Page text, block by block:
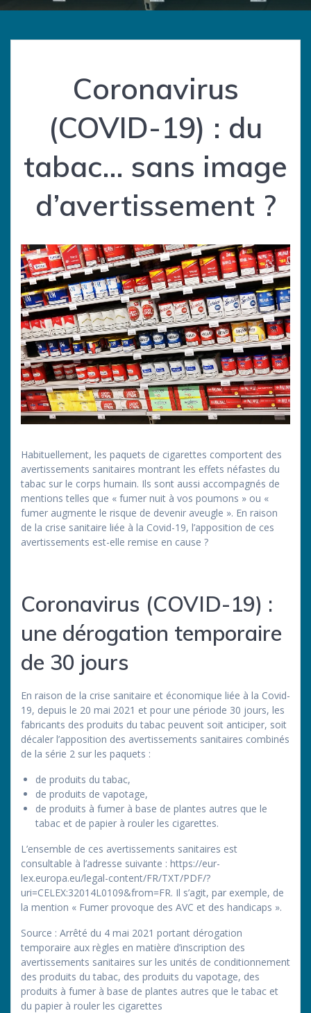
Coronavirus
(COVID-19) : du
tabac… sans image
d’avertissement ?
Habituellement, les paquets de cigarettes comportent des
avertissements sanitaires montrant les effets néfastes du
tabac sur le corps humain. Ils sont aussi accompagnés de
mentions telles que « fumer nuit à vos poumons » ou «
fumer augmente le risque de devenir aveugle ». En raison
de la crise sanitaire liée à la Covid-19, l’apposition de ces
avertissements est-elle remise en cause ?
Coronavirus (COVID-19) :
une dérogation temporaire
de 30 jours
En raison de la crise sanitaire et économique liée à la Covid-
19, depuis le 20 mai 2021 et pour une période 30 jours, les
fabricants des produits du tabac peuvent soit anticiper, soit
décaler l’apposition des avertissements sanitaires combinés
de la série 2 sur les paquets :
de produits du tabac,
de produits de vapotage,
de produits à fumer à base de plantes autres que le
tabac et de papier à rouler les cigarettes.
L’ensemble de ces avertissements sanitaires est
consultable à l’adresse suivante : https://eur-
lex.europa.eu/legal-content/FR/TXT/PDF/?
uri=CELEX:32014L0109&from=FR. Il s’agit, par exemple, de
la mention « Fumer provoque des AVC et des handicaps ».
Source : Arrêté du 4 mai 2021 portant dérogation
temporaire aux règles en matière d’inscription des
avertissements sanitaires sur les unités de conditionnement
des produits du tabac, des produits du vapotage, des
produits à fumer à base de plantes autres que le tabac et
du papier à rouler les cigarettes